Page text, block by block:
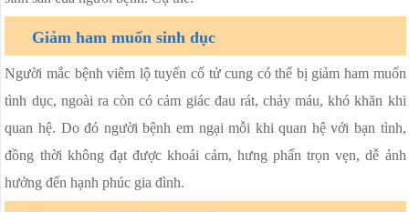
Giảm ham muốn sinh dục
Người mắc bệnh viêm lộ tuyến cổ tử cung có thể bị giảm ham muốn
tình dục, ngoài ra còn có cảm giác đau rát, chảy máu, khó khăn khi
quan hệ. Do đó người bệnh em ngại mỗi khi quan hệ với bạn tình,
đồng thời không đạt được khoái cảm, hưng phấn trọn vẹn, dễ ảnh
hưởng đến hạnh phúc gia đình.